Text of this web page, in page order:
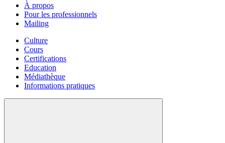
À propos
Pour les professionnels
Mailing
Culture
Cours
Certifications
Education
Médiathèque
Informations pratiques